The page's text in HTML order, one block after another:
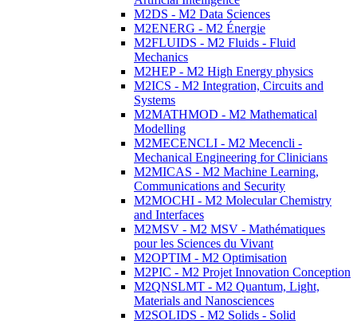
M2DS - M2 Data Sciences
M2ENERG - M2 Énergie
M2FLUIDS - M2 Fluids - Fluid
Mechanics
M2HEP - M2 High Energy physics
M2ICS - M2 Integration, Circuits and
Systems
M2MATHMOD - M2 Mathematical
Modelling
M2MECENCLI - M2 Mecencli -
Mechanical Engineering for Clinicians
M2MICAS - M2 Machine Learning,
Communications and Security
M2MOCHI - M2 Molecular Chemistry
and Interfaces
M2MSV - M2 MSV - Mathématiques
pour les Sciences du Vivant
M2OPTIM - M2 Optimisation
M2PIC - M2 Projet Innovation Conception
M2QNSLMT - M2 Quantum, Light,
Materials and Nanosciences
M2SOLIDS - M2 Solids - Solid